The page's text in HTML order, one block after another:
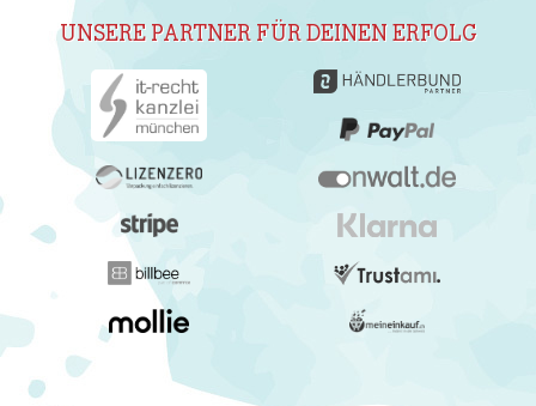
UNSERE PARTNER FÜR DEINEN ERFOLG